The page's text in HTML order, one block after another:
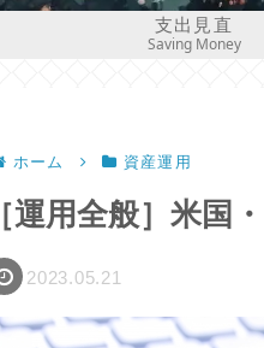
支出見直
Saving Money
ホーム 資産運用
［運用全般］米国
2023.05.21